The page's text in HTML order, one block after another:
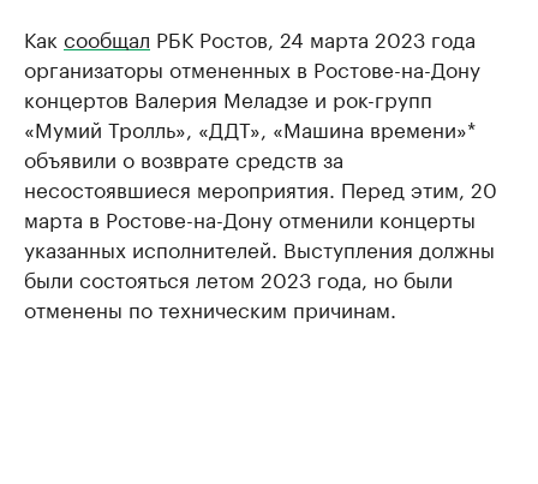
Как сообщал РБК Ростов, 24 марта 2023 года
организаторы отмененных в Ростове-на-Дону
концертов Валерия Меладзе и рок-групп
«Мумий Тролль», «ДДТ», «Машина времени»*
объявили о возврате средств за
несостоявшиеся мероприятия. Перед этим, 20
марта в Ростове-на-Дону отменили концерты
указанных исполнителей. Выступления должны
были состояться летом 2023 года, но были
отменены по техническим причинам.